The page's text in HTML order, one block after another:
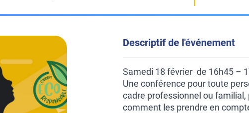
Descriptif de l'événement
Samedi 18 février de 16h45 –
Une conférence pour toute
cadre professionnel ou
comment les prendre en